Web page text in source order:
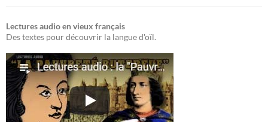
Lectures audio en vieux français
Des textes pour découvrir la langue d'oïl.